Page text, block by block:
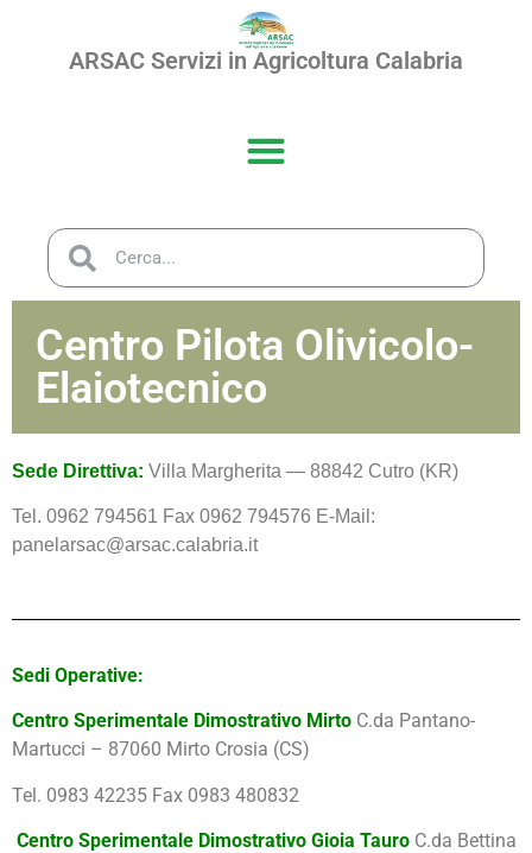
ARSAC Servizi in Agricoltura Calabria
Centro Pilota Olivicolo-
Elaiotecnico
Sede Direttiva: Villa Margherita — 88842 Cutro (KR)
Tel. 0962 794561 Fax 0962 794576 E-Mail:
panelarsac@arsac.calabria.it
Sedi Operative:
Centro Sperimentale Dimostrativo Mirto C.da Pantano-
Martucci – 87060 Mirto Crosia (CS)
Tel. 0983 42235 Fax 0983 480832
Centro Sperimentale Dimostrativo Gioia Tauro C.da Bettina